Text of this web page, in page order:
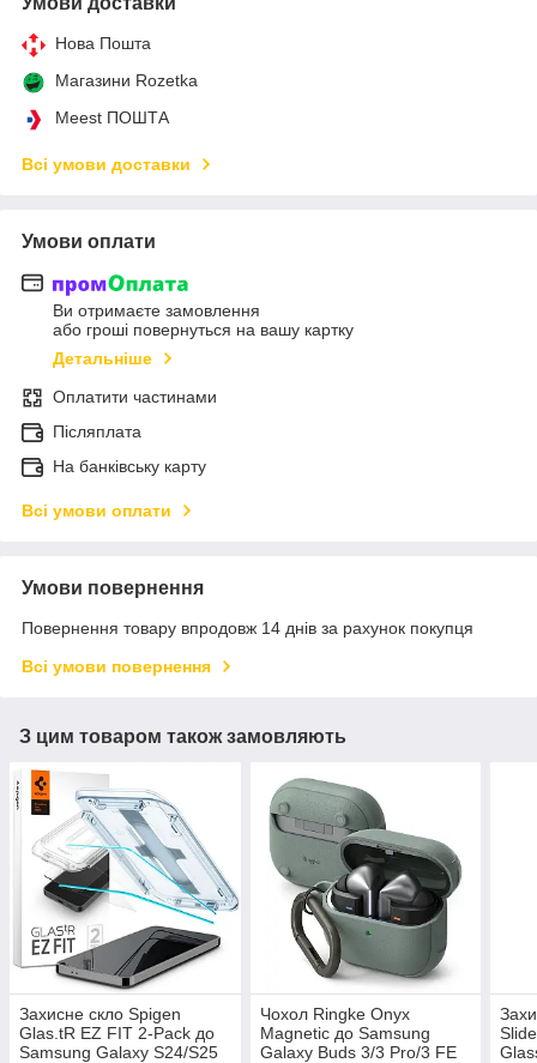
Нова Пошта
Магазини Rozetka
Meest ПОШТА
Всі умови доставки
Умови оплати
Ви отримаєте замовлення
або гроші повернуться на вашу картку
Детальніше
Оплатити частинами
Післяплата
На банківську карту
Всі умови оплати
Умови повернення
Повернення товару впродовж 14 днів за рахунок покупця
Всі умови повернення
З цим товаром також замовляють
Захисне скло Spigen
Glas.tR EZ FIT 2-Pack до
Samsung Galaxy S24/S25
Чохол Ringke Onyx
Magnetic до Samsung
Galaxy Buds 3/3 Pro/3 FE